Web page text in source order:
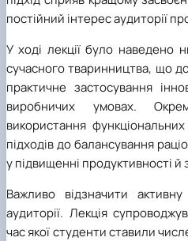
постійний інтерес аудиторії
У ході лекції було наведено
сучасного тваринництва, що
практичне застосування
виробничих умовах.
використання
підходів до балансування
у підвищенні продуктивності
Важливо відзначити активну
аудиторії. Лекція
час якої студенти ставили